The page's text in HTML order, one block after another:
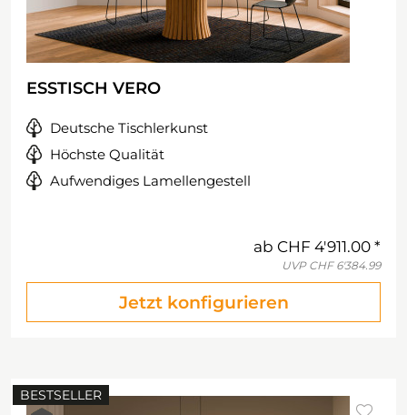
ESSTISCH VERO
Deutsche Tischlerkunst
Höchste Qualität
Aufwendiges Lamellengestell
ab CHF 4'911.00
UVP CHF 6'384.99
Jetzt konfigurieren
BESTSELLER